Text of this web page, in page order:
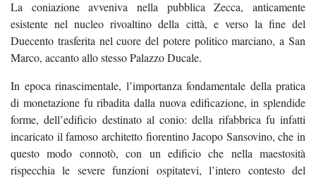
La coniazione avveniva nella pubblica Zecca, anticamente
esistente nel nucleo rivoaltino della città, e verso la fine del
Duecento trasferita nel cuore del potere politico marciano, a San
Marco, accanto allo stesso Palazzo Ducale.
In epoca rinascimentale, l’importanza fondamentale della pratica
di monetazione fu ribadita dalla nuova edificazione, in splendide
forme, dell’edificio destinato al conio: della rifabbrica fu infatti
incaricato il famoso architetto fiorentino Jacopo Sansovino, che in
questo modo connotò, con un edificio che nella maestosità
rispecchia le severe funzioni ospitatevi, l’intero contesto del